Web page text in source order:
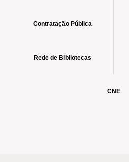
Contratação Pública
Rede de Bibliotecas
CNE